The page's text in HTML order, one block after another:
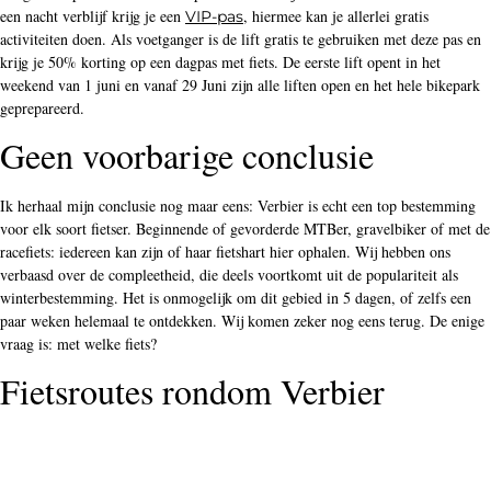
een nacht verblijf krijg je een VIP-pas, hiermee kan je allerlei gratis
activiteiten doen. Als voetganger is de lift gratis te gebruiken met deze pas en
krijg je 50% korting op een dagpas met fiets. De eerste lift opent in het
weekend van 1 juni en vanaf 29 Juni zijn alle liften open en het hele bikepark
geprepareerd.
Geen voorbarige conclusie
Ik herhaal mijn conclusie nog maar eens: Verbier is echt een top bestemming
voor elk soort fietser. Beginnende of gevorderde MTBer, gravelbiker of met de
racefiets: iedereen kan zijn of haar fietshart hier ophalen. Wij hebben ons
verbaasd over de compleetheid, die deels voortkomt uit de populariteit als
winterbestemming. Het is onmogelijk om dit gebied in 5 dagen, of zelfs een
paar weken helemaal te ontdekken. Wij komen zeker nog eens terug. De enige
vraag is: met welke fiets?
Fietsroutes rondom Verbier